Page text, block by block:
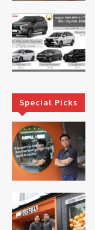
Special Picks